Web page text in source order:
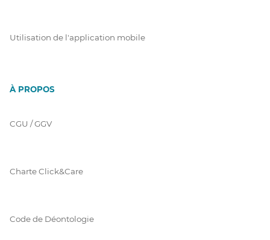
Utilisation de l'application mobile
À PROPOS
CGU / GGV
Charte Click&Care
Code de Déontologie